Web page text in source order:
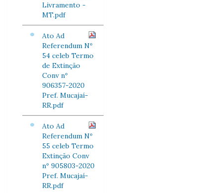
Livramento -
MT.pdf
Ato Ad
Referendum Nº
54 celeb Termo
de Extinção
Conv nº
906357-2020
Pref. Mucajaí-
RR.pdf
Ato Ad
Referendum Nº
55 celeb Termo
Extinção Conv
nº 905803-2020
Pref. Mucajaí-
RR.pdf